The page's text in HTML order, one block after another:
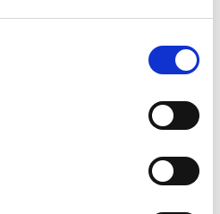
点和理念，从而达成共同目
式。